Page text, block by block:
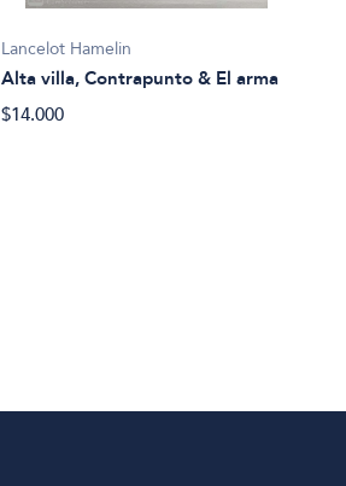
Lancelot Hamelin
Alta villa, Contrapunto & El arma
$14.000